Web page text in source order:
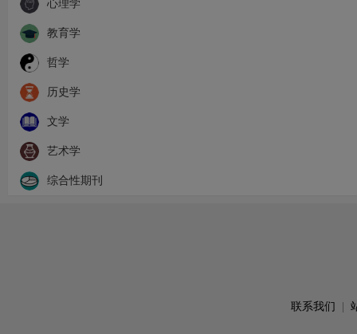
心理学
教育学
哲学
历史学
文学
艺术学
综合性期刊
联系我们 |